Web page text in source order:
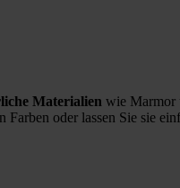
Materialien wie
oder lassen Sie sie